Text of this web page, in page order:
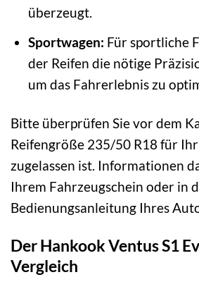
überzeugt.
Sportwagen: Für sportliche
der Reifen die nötige
um das Fahrerlebnis zu
Bitte überprüfen Sie vor dem
Reifengröße 235/50 R18 für
zugelassen ist. Informationen
Ihrem Fahrzeugschein oder in
Bedienungsanleitung Ihres
Der Hankook Ventus S1
Vergleich